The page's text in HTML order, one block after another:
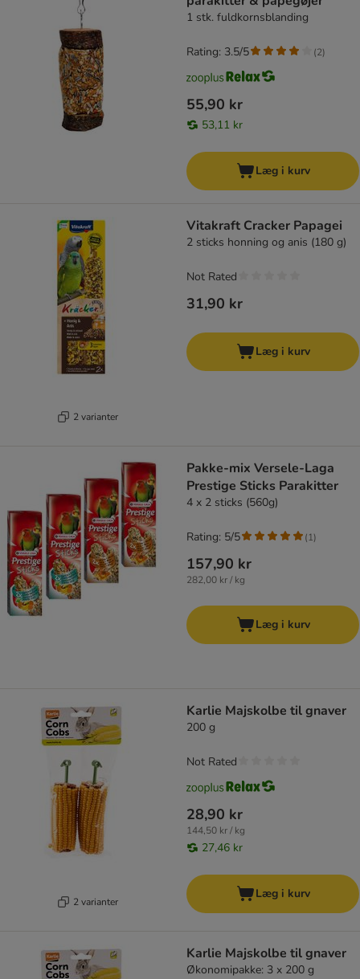
1 stk. fuldkornsblanding
55,90 kr
53,11 kr
Rating: 3.5/5 (2)
Læg i kurv
2 varianter
Vitakraft Cracker Papagei
2 sticks honning og anis (180 g)
31,90 kr
Not Rated
Læg i kurv
Pakke-mix Versele-Laga
Prestige Sticks Parakitter
4 x 2 sticks (560g)
157,90 kr
282,00 kr / kg
Rating: 5/5 (1)
Læg i kurv
2 varianter
Karlie Majskolbe til gnaver
200 g
28,90 kr
144,50 kr / kg
27,46 kr
Not Rated
Læg i kurv
Karlie Majskolbe til gnaver
Økonomipakke: 3 x 200 g